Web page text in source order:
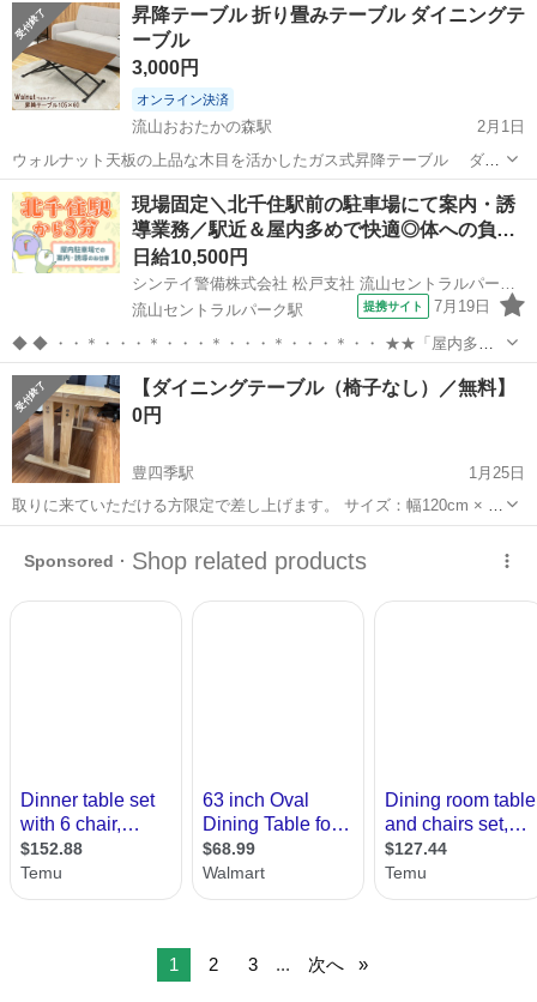
のため、出品致します。 サイズ 高さ72 奥行75 横...
昇降テーブル 折り畳みテーブル ダイニングテ
ーブル
3,000円
オンライン決済
流山おおたかの森駅
2月1日
ウォルナット天板の上品な木目を活かしたガス式昇降テーブル ダイ
ニングにも、勉強机にも、パソコンデスクにも、リビングテーブルと
してもマルチに使えるデスクです！ 普段は保管し、来客時のサイドテ
ーブルとして使っていました！狭...
千葉 流山市 流山おおたかの森駅 テーブル ガス
現場固定＼北千住駅前の駐車場にて案内・誘
導業務／駅近＆屋内多めで快適◎体への負…
日給10,500円
シンテイ警備株式会社 松戸支社 流山セントラルパーク・平和台(千葉)・運河(北千住×駐車場警備)エリア/A3203200113
流山セントラルパーク駅
提携サイト 7月19日
◆ ◆ ・・＊・・・＊・・・＊・・・＊・・・＊・・ ★★「屋内多
め・駅チカ・安定収入」★★ 勤務地は北千住駅から徒歩3分の好立
地。 駅チカなので通勤しやすく、 雨の日や暑い日でもストレス少なく
通えます。 ・・＊・・・＊・...
千葉 流山市 流山セントラルパーク駅 警備員
【ダイニングテーブル（椅子なし）／無料】
0円
豊四季駅
1月25日
取りに来ていただける方限定で差し上げます。 サイズ：幅120cm × 奥
行75cm × 高さ65cm 状態：目立った傷はないと思います。 ※解体し
てお渡しすることも可能です（ご希望があれば事前にお知らせくださ
1 2 3 ... 次へ